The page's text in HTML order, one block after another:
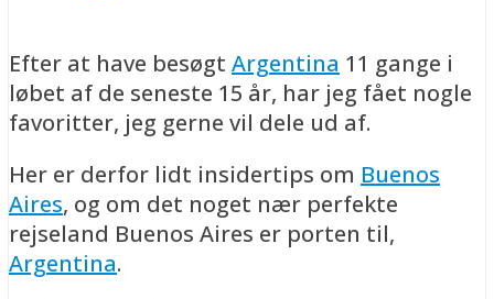
Efter at have besøgt Argentina 11 gange i
løbet af de seneste 15 år, har jeg fået nogle
favoritter, jeg gerne vil dele ud af.
Her er derfor lidt insidertips om Buenos
Aires, og om det noget nær perfekte
rejseland Buenos Aires er porten til,
Argentina.